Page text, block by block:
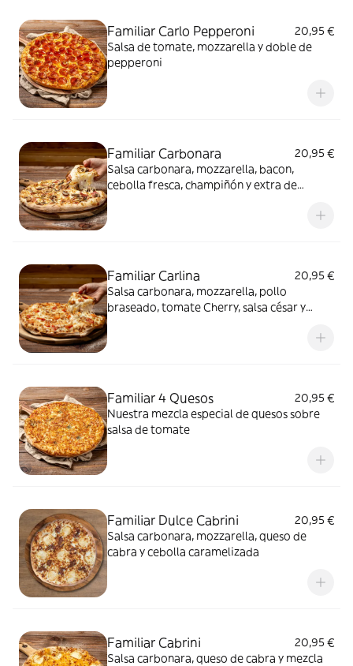
Familiar Carlo Pepperoni
20,95 €
Salsa de tomate, mozzarella y doble de
pepperoni
Familiar Carbonara
20,95 €
Salsa carbonara, mozzarella, bacon,
cebolla fresca, champiñón y extra de
Familiar Carlina
20,95 €
Salsa carbonara, mozzarella, pollo
braseado, tomate Cherry, salsa césar y
Familiar 4 Quesos
20,95 €
Nuestra mezcla especial de quesos sobre
salsa de tomate
Familiar Dulce Cabrini
20,95 €
Salsa carbonara, mozzarella, queso de
cabra y cebolla caramelizada
Familiar Cabrini
20,95 €
Salsa carbonara, queso de cabra y mezcla